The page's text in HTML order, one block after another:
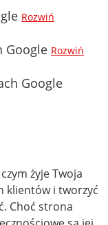
Rozwiń
Google Rozwiń
Google
żyje Twoja
klientów i tworzyć
Choć strona